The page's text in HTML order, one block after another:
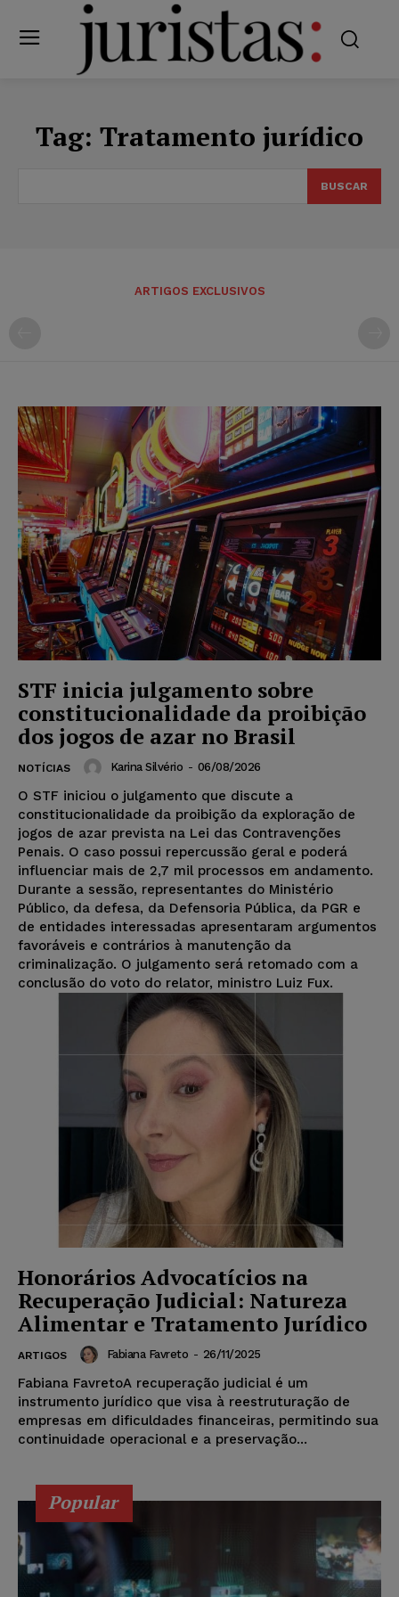
Tag: Tratamento jurídico
BUSCAR
ARTIGOS EXCLUSIVOS
STF inicia julgamento sobre
constitucionalidade da proibição
dos jogos de azar no Brasil
NOTÍCIAS Karina Silvério - 06/08/2026
O STF iniciou o julgamento que discute a
constitucionalidade da proibição da exploração de
jogos de azar prevista na Lei das Contravenções
Penais. O caso possui repercussão geral e poderá
influenciar mais de 2,7 mil processos em andamento.
Durante a sessão, representantes do Ministério
Público, da defesa, da Defensoria Pública, da PGR e
de entidades interessadas apresentaram argumentos
favoráveis e contrários à manutenção da
criminalização. O julgamento será retomado com a
conclusão do voto do relator, ministro Luiz Fux.
Honorários Advocatícios na
Recuperação Judicial: Natureza
Alimentar e Tratamento Jurídico
ARTIGOS Fabiana Favreto - 26/11/2025
Fabiana FavretoA recuperação judicial é um
instrumento jurídico que visa à reestruturação de
empresas em dificuldades financeiras, permitindo sua
continuidade operacional e a preservação...
Popular